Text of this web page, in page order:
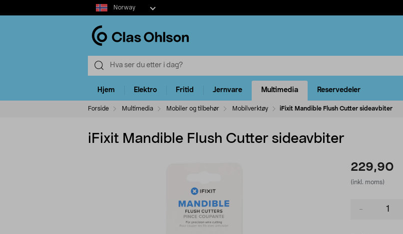
Select
market
Norway
Hjem Elektro Fritid Jernvare Multimedia Reservedeler
Forside Multimedia Mobiler og tilbehør Mobilverktøy iFixit Mandible Flush Cutter sideavbiter
iFixit Mandible Flush Cutter sideavbiter
229,90
(inkl. moms)